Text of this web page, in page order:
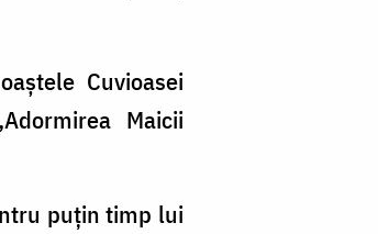
Cuvioasei
Maicii
puţin timp lui